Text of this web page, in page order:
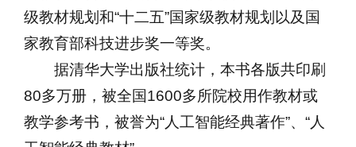
级教材规划和“十二五”国家级教材规划以及国
家教育部科技进步奖一等奖。
据清华大学出版社统计，本书各版共印刷
80多万册，被全国1600多所院校用作教材或
教学参考书，被誉为“人工智能经典著作”、“人